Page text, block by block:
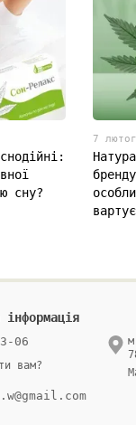
сну?
7
інформація
06
вам?